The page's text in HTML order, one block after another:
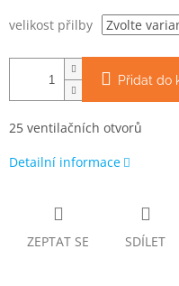
velikost přilby
Přidat do
25 ventilačních otvorů
Detailní informace
ZEPTAT SE SDÍLET